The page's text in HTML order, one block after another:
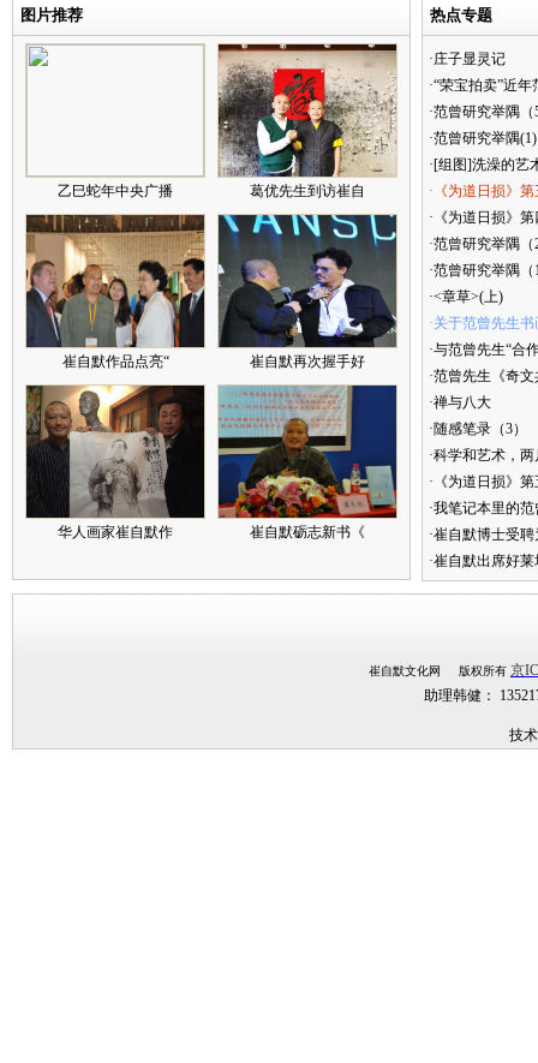
图片推荐
乙巳蛇年中央广播 葛优先生到访崔自
崔自默作品点亮“ 崔自默再次握手好
华人画家崔自默作 崔自默砺志新书《
热点专题
·庄子显灵记
·“荣宝拍卖”近
·范曾研究举隅（
·范曾研究举隅(1)
·[组图]洗澡的艺
·《为道日损》
·《为道日损》
·范曾研究举隅（
·范曾研究举隅（
·<章草>(上)
·关于范曾先生
·与范曾先生“合
·范曾先生《奇
·禅与八大
·随感笔录（3）
·科学和艺术，
·《为道日损》
·我笔记本里的
·崔自默博士受
·崔自默出席好
崔自默文化网 版权所有 京
助理韩健：
技